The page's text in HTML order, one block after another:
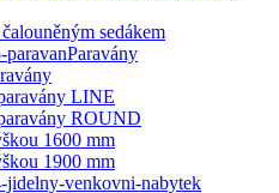
sedákem
Paravány
LINE
ROUND
1600 mm
1900 mm